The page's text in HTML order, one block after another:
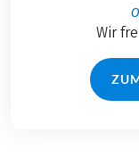
Wir